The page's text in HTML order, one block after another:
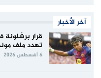
آخر الأخبار
قرار
تهدد ملف مونديال 2030
6 أغسطس 2026